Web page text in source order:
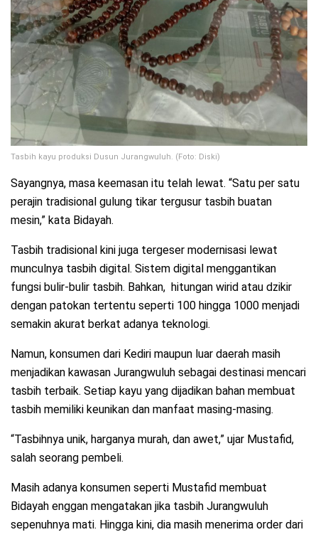
Tasbih kayu produksi Dusun Jurangwuluh. (Foto: Diski)
Sayangnya, masa keemasan itu telah lewat. “Satu per satu
perajin tradisional gulung tikar tergusur tasbih buatan
mesin,” kata Bidayah.
Tasbih tradisional kini juga tergeser modernisasi lewat
munculnya tasbih digital. Sistem digital menggantikan
fungsi bulir-bulir tasbih. Bahkan, hitungan wirid atau dzikir
dengan patokan tertentu seperti 100 hingga 1000 menjadi
semakin akurat berkat adanya teknologi.
Namun, konsumen dari Kediri maupun luar daerah masih
menjadikan kawasan Jurangwuluh sebagai destinasi mencari
tasbih terbaik. Setiap kayu yang dijadikan bahan membuat
tasbih memiliki keunikan dan manfaat masing-masing.
“Tasbihnya unik, harganya murah, dan awet,” ujar Mustafid,
salah seorang pembeli.
Masih adanya konsumen seperti Mustafid membuat
Bidayah enggan mengatakan jika tasbih Jurangwuluh
sepenuhnya mati. Hingga kini, dia masih menerima order dari